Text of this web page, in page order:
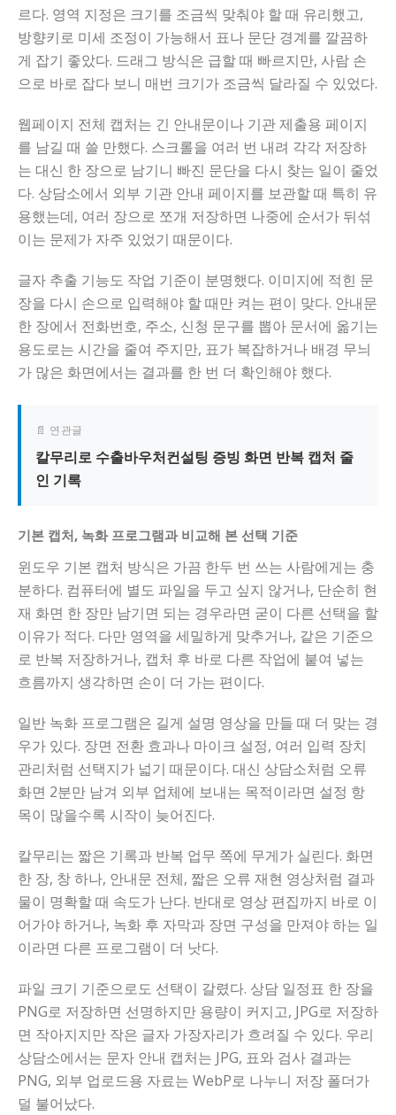
르다. 영역 지정은 크기를 조금씩 맞춰야 할 때 유리했고,
방향키로 미세 조정이 가능해서 표나 문단 경계를 깔끔하
게 잡기 좋았다. 드래그 방식은 급할 때 빠르지만, 사람 손
으로 바로 잡다 보니 매번 크기가 조금씩 달라질 수 있었다.
웹페이지 전체 캡처는 긴 안내문이나 기관 제출용 페이지
를 남길 때 쓸 만했다. 스크롤을 여러 번 내려 각각 저장하
는 대신 한 장으로 남기니 빠진 문단을 다시 찾는 일이 줄었
다. 상담소에서 외부 기관 안내 페이지를 보관할 때 특히 유
용했는데, 여러 장으로 쪼개 저장하면 나중에 순서가 뒤섞
이는 문제가 자주 있었기 때문이다.
글자 추출 기능도 작업 기준이 분명했다. 이미지에 적힌 문
장을 다시 손으로 입력해야 할 때만 켜는 편이 맞다. 안내문
한 장에서 전화번호, 주소, 신청 문구를 뽑아 문서에 옮기는
용도로는 시간을 줄여 주지만, 표가 복잡하거나 배경 무늬
가 많은 화면에서는 결과를 한 번 더 확인해야 했다.
📄 연관글
칼무리로 수출바우처컨설팅 증빙 화면 반복 캡처 줄
인 기록
기본 캡처, 녹화 프로그램과 비교해 본 선택 기준
윈도우 기본 캡처 방식은 가끔 한두 번 쓰는 사람에게는 충
분하다. 컴퓨터에 별도 파일을 두고 싶지 않거나, 단순히 현
재 화면 한 장만 남기면 되는 경우라면 굳이 다른 선택을 할
이유가 적다. 다만 영역을 세밀하게 맞추거나, 같은 기준으
로 반복 저장하거나, 캡처 후 바로 다른 작업에 붙여 넣는
흐름까지 생각하면 손이 더 가는 편이다.
일반 녹화 프로그램은 길게 설명 영상을 만들 때 더 맞는 경
우가 있다. 장면 전환 효과나 마이크 설정, 여러 입력 장치
관리처럼 선택지가 넓기 때문이다. 대신 상담소처럼 오류
화면 2분만 남겨 외부 업체에 보내는 목적이라면 설정 항
목이 많을수록 시작이 늦어진다.
칼무리는 짧은 기록과 반복 업무 쪽에 무게가 실린다. 화면
한 장, 창 하나, 안내문 전체, 짧은 오류 재현 영상처럼 결과
물이 명확할 때 속도가 난다. 반대로 영상 편집까지 바로 이
어가야 하거나, 녹화 후 자막과 장면 구성을 만져야 하는 일
이라면 다른 프로그램이 더 낫다.
파일 크기 기준으로도 선택이 갈렸다. 상담 일정표 한 장을
PNG로 저장하면 선명하지만 용량이 커지고, JPG로 저장하
면 작아지지만 작은 글자 가장자리가 흐려질 수 있다. 우리
상담소에서는 문자 안내 캡처는 JPG, 표와 검사 결과는
PNG, 외부 업로드용 자료는 WebP로 나누니 저장 폴더가
덜 불어났다.